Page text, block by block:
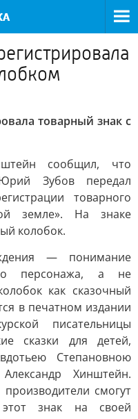
товарный знак с
сообщил, что
Юрий Зубов передал
товарного
земле». На знаке
колобок.
— понимание
персонажа, а не
как сказочный
в печатном издании
писательницы
сказки для детей,
Степановною
Хинштейн.
смогут
этот знак на своей